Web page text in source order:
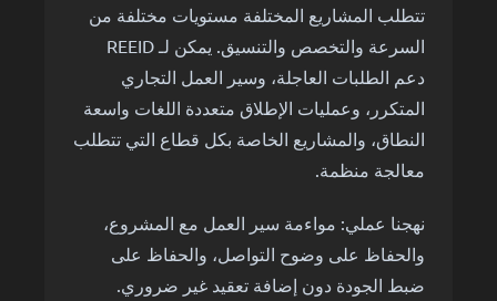
تتطلب المشاريع المختلفة مستويات مختلفة من
السرعة والتخصص والتنسيق. يمكن لـ REEID
دعم الطلبات العاجلة، وسير العمل التجاري
المتكرر، وعمليات الإطلاق متعددة اللغات واسعة
النطاق، والمشاريع الخاصة بكل قطاع التي تتطلب
معالجة منظمة.
نهجنا عملي: مواءمة سير العمل مع المشروع،
والحفاظ على وضوح التواصل، والحفاظ على
ضبط الجودة دون إضافة تعقيد غير ضروري.